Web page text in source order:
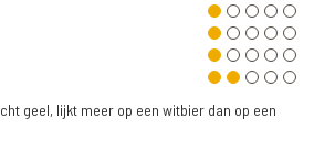
geel, lijkt meer op een witbier dan op een